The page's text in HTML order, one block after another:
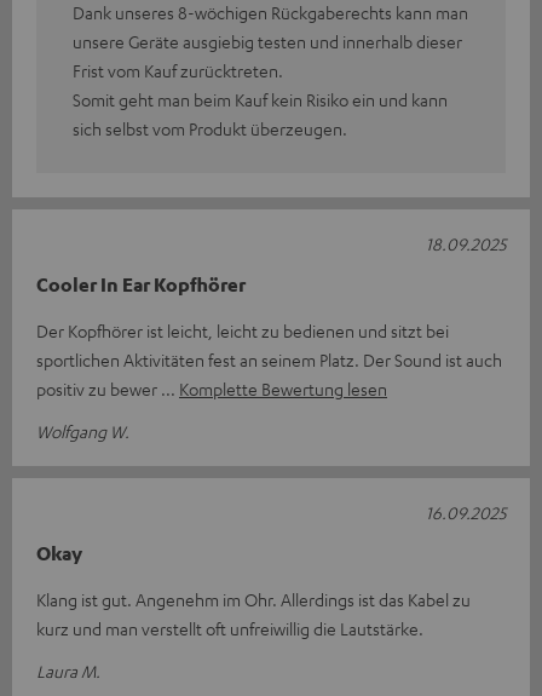
Dank unseres 8-wöchigen Rückgaberechts kann man
unsere Geräte ausgiebig testen und innerhalb dieser
Frist vom Kauf zurücktreten.
Somit geht man beim Kauf kein Risiko ein und kann
sich selbst vom Produkt überzeugen.
Cooler In Ear Kopfhörer
Der Kopfhörer ist leicht, leicht zu bedienen und sitzt bei
sportlichen Aktivitäten fest an seinem Platz. Der Sound ist auch
positiv zu bewer
Komplette Bewertung lesen
Wolfgang W.
18.09.2025
Okay
Klang ist gut. Angenehm im Ohr. Allerdings ist das Kabel zu
kurz und man verstellt oft unfreiwillig die Lautstärke.
Laura M.
16.09.2025